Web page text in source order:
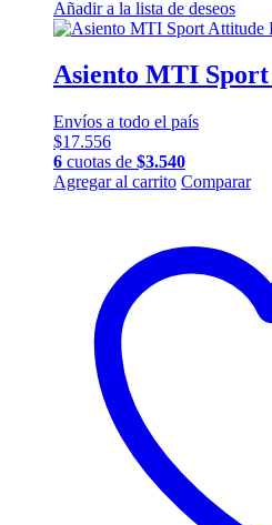
Añadir a la lista de deseos
Asiento MTI
Envíos a todo el país
$17.556
6 cuotas de $3.540
Agregar al carrito Comparar